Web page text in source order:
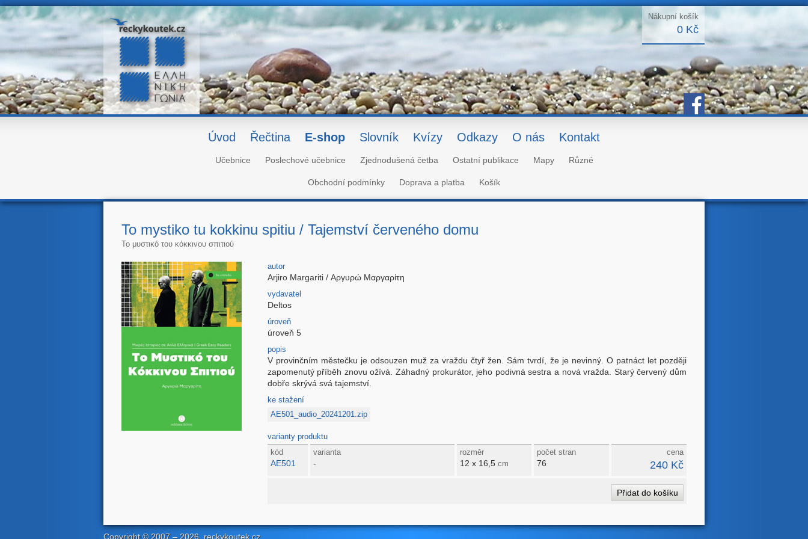
Nákupní košík
0 Kč
Úvod Řečtina E-shop Slovník Kvízy Odkazy O nás Kontakt
Učebnice Poslechové učebnice Zjednodušená četba Ostatní publikace Mapy Různé
Obchodní podmínky Doprava a platba Košík
To mystiko tu kokkinu spitiu / Tajemství červeného domu
Το μυστικό του κόκκινου σπιτιού
autor
Arjiro Margariti / Αργυρώ Μαργαρίτη
vydavatel
Deltos
úroveň
úroveň 5
popis
V provinčním městečku je odsouzen muž za vraždu čtyř žen. Sám tvrdí, že je nevinný. O patnáct let později
zapomenutý příběh znovu ožívá. Záhadný prokurátor, jeho podivná sestra a nová vražda. Starý červený dům
dobře skrývá svá tajemství.
ke stažení
AE501_audio_20241201.zip
varianty produktu
kód
AE501
varianta
-
rozměr
12 x 16,5cm
počet stran
76
cena
240 Kč
Copyright © 2007 – 2026 , reckykoutek.cz